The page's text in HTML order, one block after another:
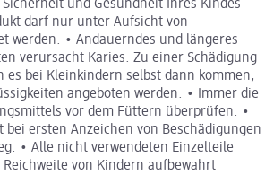
und Gesundheit Ihres Kindes
darf nur unter Aufsicht von
werden. • Andauerndes und längeres
verursacht Karies. Zu einer Schädigung
es bei Kleinkindern selbst dann kommen,
angeboten werden. • Immer die
vor dem Füttern überprüfen. •
bei ersten Anzeichen von Beschädigungen
• Alle nicht verwendeten Einzelteile
von Kindern aufbewahrt